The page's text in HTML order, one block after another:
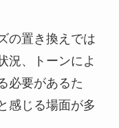
の置き換えでは
況、トーンによ
必要があるた
感じる場面が多